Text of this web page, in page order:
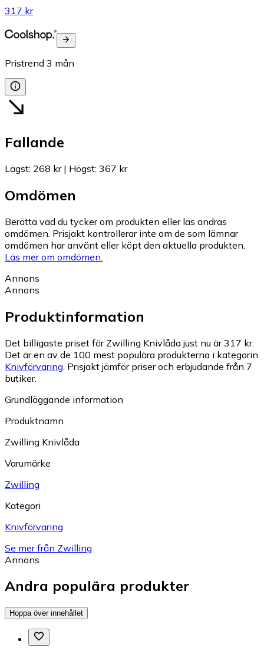
317 kr
Pristrend 3 mån
Fallande
Lägst: 268 kr| Högst: 367 kr
Omdömen
Berätta vad du tycker om produkten eller läs andras
omdömen. Prisjakt kontrollerar inte om de som lämnar
omdömen har använt eller köpt den aktuella produkten.
Läs mer om omdömen.
Annons
Annons
Produktinformation
Det billigaste priset för Zwilling Knivlåda just nu är 317 kr.
Det är en av de 100 mest populära produkterna i kategorin
Knivförvaring Prisjakt jämför priser och erbjudande från 7
butiker.
Grundläggande information
Produktnamn
Zwilling Knivlåda
Varumärke
Zwilling
Kategori
Knivförvaring
Se mer från Zwilling
Annons
Andra populära produkter
Hoppa över innehållet